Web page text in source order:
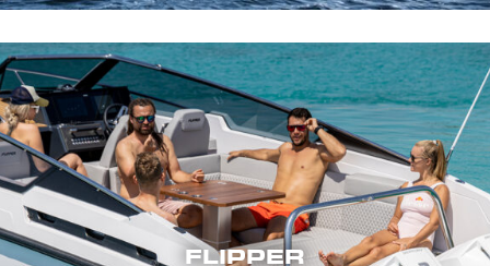
FLIPPER